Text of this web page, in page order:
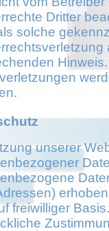
Dritter
solche
unserer
freiwilliger